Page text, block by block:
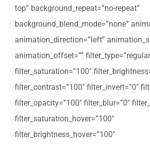
top” background_repeat=”no-repeat”
background_blend_mode=”none”
animation_direction=”left”
animation_offset=””
filter_saturation=”100″
filter_contrast=”100″ filter_invert=”0″
filter_opacity=”100″ filter_blur=”0″
filter_saturation_hover=”100″
filter_brightness_hover=”100″